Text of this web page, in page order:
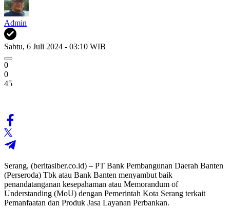
Admin
Sabtu, 6 Juli 2024 - 03:10 WIB
0
0
45
Serang, (beritasiber.co.id) – PT Bank Pembangunan Daerah Banten
(Perseroda) Tbk atau Bank Banten menyambut baik
penandatanganan kesepahaman atau Memorandum of
Understanding (MoU) dengan Pemerintah Kota Serang terkait
Pemanfaatan dan Produk Jasa Layanan Perbankan.